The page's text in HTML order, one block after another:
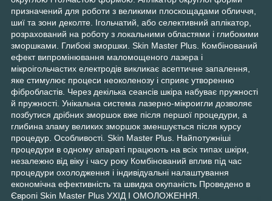
призначений для роботи з великими плоскощадами обличчя,
шиї та зони деколте. Ігольчатий, або селективний аплікатор,
розрахований на роботу з локальними областями і глибокими
зморшками. Глибокі зморшки. Skin Master Plus. Комбінований
ефект випромінювання маломощеного лазера і
мікроігольчастих електродів викликає асептичне запалення,
яке стимулює процеси неоколенозу і сприяє утворенню
фібробластів. Через декілька сеансів шкіра набуває пружності
й пружності. Унікальна система лазерно-мікроигли дозволяє
позбутися дрібних зморшок вже після першої процедури, а
глибина зламу великих зморшок зменшується після курсу
процедур. Особливості. Skin Master Plus. Найпотужніші
процедури в одному апараті працюють на всіх типах шкіри,
незалежно від віку і часу року Комбінований вплив під час
процедури охолодження і індивідуальні налаштування
економічна ефективність та швидка окупаність Проведено в
Європі Skin Master Plus УХІД І ОМОЛОЖЕННЯ.